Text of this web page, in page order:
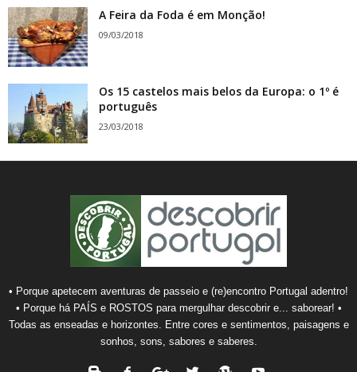
A Feira da Foda é em Monção!
09/03/2018
Os 15 castelos mais belos da Europa: o 1º é
português
23/03/2018
• Porque apetecem aventuras de passeio e (re)encontro Portugal adentro!
• Porque há PAÍS e ROSTOS para mergulhar descobrir e... saborear! •
Todas as enseadas e horizontes. Entre cores e sentimentos, paisagens e
sonhos, sons, sabores e saberes.